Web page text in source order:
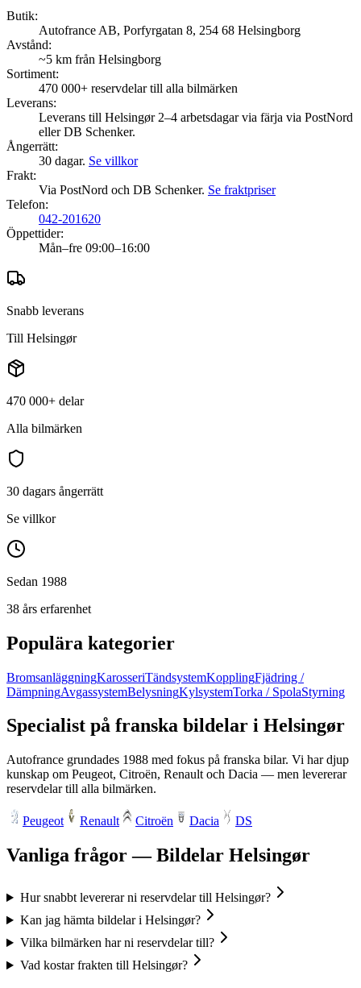
Butik:
Autofrance AB, Porfyrgatan 8, 254 68 Helsingborg
Avstånd:
~5 km från Helsingborg
Sortiment:
470 000+ reservdelar till alla bilmärken
Leverans:
Leverans till Helsingør 2–4 arbetsdagar via färja via PostNord
eller DB Schenker.
Ångerrätt:
30 dagar. Se villkor
Frakt:
Via PostNord och DB Schenker. Se fraktpriser
Telefon:
042-201620
Öppettider:
Mån–fre 09:00–16:00
Snabb leverans
Till Helsingør
470 000+ delar
Alla bilmärken
30 dagars ångerrätt
Se villkor
Sedan 1988
38 års erfarenhet
Populära kategorier
BromsanläggningKarosseriTändsystemKopplingFjädring /
DämpningAvgassystemBelysningKylsystemTorka / SpolaStyrning
Specialist på franska bildelar i Helsingør
Autofrance grundades 1988 med fokus på franska bilar. Vi har djup
kunskap om Peugeot, Citroën, Renault och Dacia — men levererar
reservdelar till alla bilmärken.
Peugeot Renault Citroën Dacia DS
Vanliga frågor — Bildelar Helsingør
Hur snabbt levererar ni reservdelar till Helsingør?
Kan jag hämta bildelar i Helsingør?
Vilka bilmärken har ni reservdelar till?
Vad kostar frakten till Helsingør?